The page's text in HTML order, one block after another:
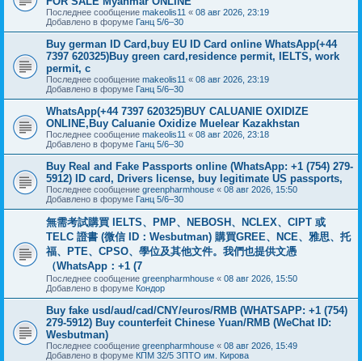
Последнее сообщение makeolis11 « 08 авг 2026, 23:19
Добавлено в форуме Ганц 5/6–30
Buy german ID Card,buy EU ID Card online WhatsApp(+44
7397 620325)Buy green card,residence permit, IELTS, work
permit, c
Последнее сообщение makeolis11 « 08 авг 2026, 23:19
Добавлено в форуме Ганц 5/6–30
WhatsApp(+44 7397 620325)BUY CALUANIE OXIDIZE
ONLINE,Buy Caluanie Oxidize Muelear Kazakhstan
Последнее сообщение makeolis11 « 08 авг 2026, 23:18
Добавлено в форуме Ганц 5/6–30
Buy Real and Fake Passports online (WhatsApp: +1 (754) 279-
5912) ID card, Drivers license, buy legitimate US passports,
Последнее сообщение greenpharmhouse « 08 авг 2026, 15:50
Добавлено в форуме Ганц 5/6–30
無需考試購買 IELTS、PMP、NEBOSH、NCLEX、CIPT 或
TELC 證書 (微信 ID：Wesbutman) 購買GREE、NCE、雅思、托
福、PTE、CPSO、學位及其他文件。我們也提供文憑
（WhatsApp：+1 (7
Последнее сообщение greenpharmhouse « 08 авг 2026, 15:50
Добавлено в форуме Кондор
Buy fake usd/aud/cad/CNY/euros/RMB (WHATSAPP: +1 (754)
279-5912) Buy counterfeit Chinese Yuan/RMB (WeChat ID:
Wesbutman)
Последнее сообщение greenpharmhouse « 08 авг 2026, 15:49
Добавлено в форуме КПМ 32/5 ЗПТО им. Кирова